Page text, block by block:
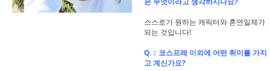
스스로가 원하는 캐릭터와 혼연일체가
되는 것입니다!
Q.：코스프레 이외에 어떤 취미를 가지
고 계신가요?